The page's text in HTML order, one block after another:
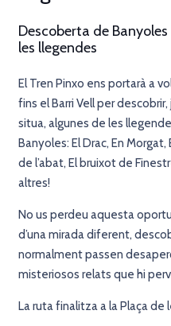
Descoberta de
les llegendes
El Tren Pinxo ens portarà a
fins el Barri Vell per
situa, algunes de les
Banyoles: El Drac, En
de l’abat, El bruixot de
altres!
No us perdeu aquesta
d’una mirada diferent,
normalment passen
misteriosos relats que hi
La ruta finalitza a la Plaça de